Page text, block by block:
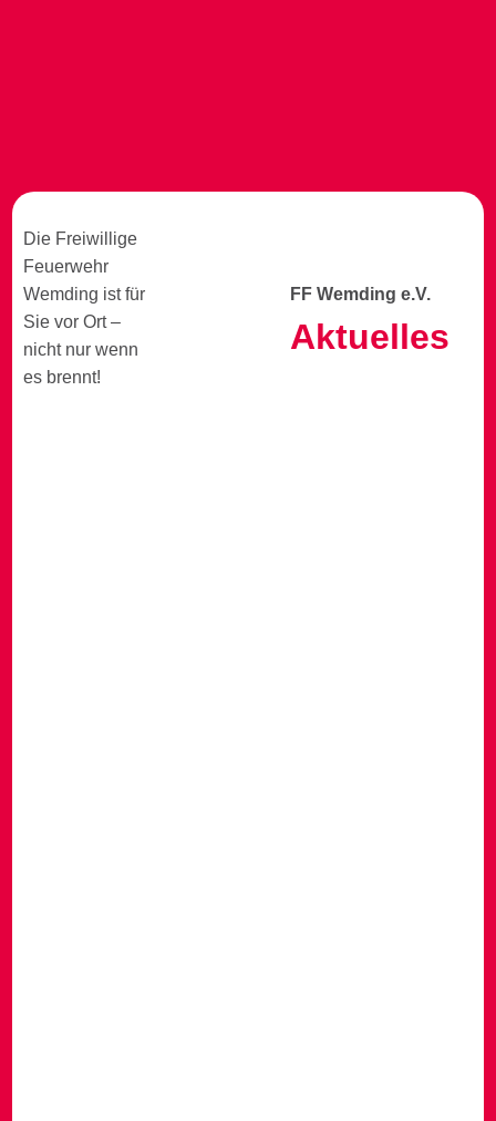
Die Freiwillige
Feuerwehr
Wemding ist für
Sie vor Ort –
nicht nur wenn
es brennt!
FF Wemding e.V.
Aktuelles